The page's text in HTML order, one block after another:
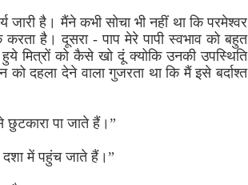
जारी है। मैंने कभी सोचा भी नहीं था कि परमेश्वर
करता है। दूसरा - पाप मेरे पापी स्वभाव को बहुत
मित्रों को कैसे खो दूं क्योकि उनकी उपस्थिति
दहला देने वाला गुजरता था कि मैं इसे बर्दाश्त
छुटकारा पा जाते हैं।”
दशा में पहुंच जाते हैं।”